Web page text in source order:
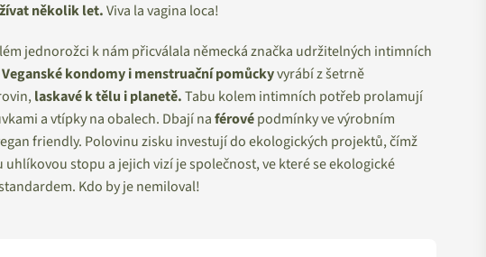
několik let.Viva la vagina loca!
jednorožci k nám přicválala německá značka udržitelných intimních
Veganské kondomy i menstruační pomůckyvyrábí z šetrně
laskavé k tělu i planetě.Tabu kolem intimních potřeb prolamují
a vtípky na obalech. Dbají naférovépodmínky ve výrobním
friendly. Polovinu zisku investují do ekologických projektů, čímž
stopu a jejich vizí je společnost, ve které se ekologické
Kdo by je nemiloval!